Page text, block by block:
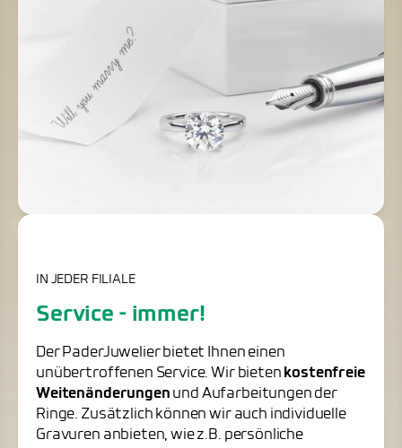
IN JEDER FILIALE
Service - immer!
Der PaderJuwelier bietet Ihnen einen
unübertroffenen Service. Wir bieten kostenfreie
Weitenänderungen und Aufarbeitungen der
Ringe. Zusätzlich können wir auch individuelle
Gravuren anbieten, wie z.B. persönliche